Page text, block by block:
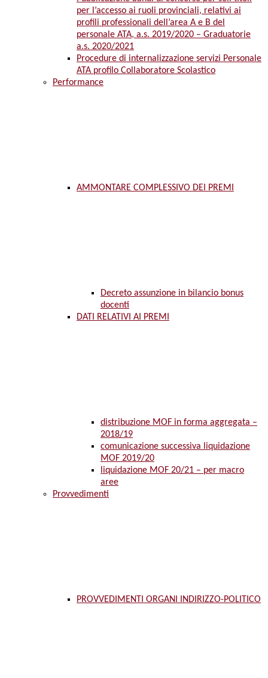
per l’accesso ai ruoli provinciali, relativi ai
profili professionali dell’area A e B del
personale ATA, a.s. 2019/2020 – Graduatorie
a.s. 2020/2021
Procedure di internalizzazione servizi Personale
ATA profilo Collaboratore Scolastico
Performance
AMMONTARE COMPLESSIVO DEI PREMI
Decreto assunzione in bilancio bonus
docenti
DATI RELATIVI AI PREMI
distribuzione MOF in forma aggregata –
2018/19
comunicazione successiva liquidazione
MOF 2019/20
liquidazione MOF 20/21 – per macro
aree
Provvedimenti
PROVVEDIMENTI ORGANI INDIRIZZO-POLITICO